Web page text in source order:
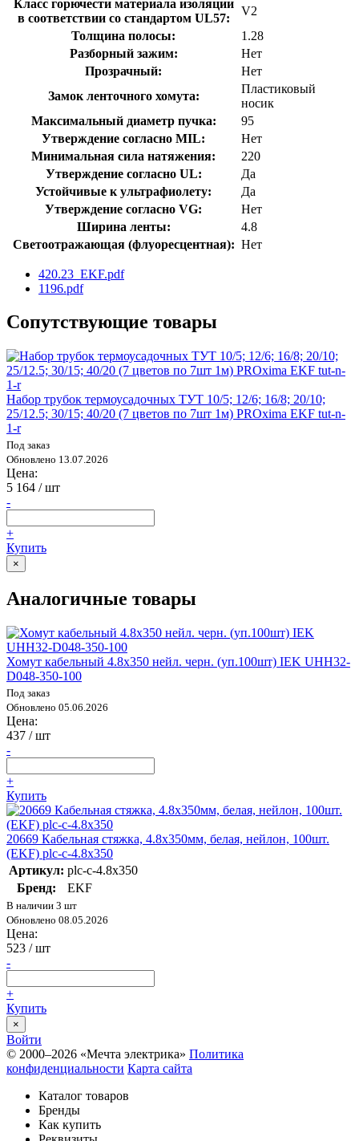
Класс горючести материала изоляции
в соответствии со стандартом UL57:
V2
Толщина полосы:
1.28
Разборный зажим:
Нет
Прозрачный:
Нет
Замок ленточного хомута:
Пластиковый
носик
Максимальный диаметр пучка:
95
Утверждение согласно MIL:
Нет
Минимальная сила натяжения:
220
Утверждение согласно UL:
Да
Устойчивые к ультрафиолету:
Да
Утверждение согласно VG:
Нет
Ширина ленты:
4.8
Светоотражающая (флуоресцентная): Нет
420.23_EKF.pdf
1196.pdf
Сопутствующие товары
Набор трубок термоусадочных ТУТ 10/5; 12/6; 16/8; 20/10;
25/12.5; 30/15; 40/20 (7 цветов по 7шт 1м) PROxima EKF tut-n-
1-r
Под заказ
Обновлено 13.07.2026
Цена:
5 164 / шт
-
+
Купить
×
Аналогичные товары
Хомут кабельный 4.8х350 нейл. черн. (уп.100шт) IEK UHH32-
D048-350-100
Под заказ
Обновлено 05.06.2026
Цена:
437 / шт
-
+
Купить
20669 Кабельная стяжка, 4.8х350мм, белая, нейлон, 100шт.
(EKF) plc-c-4.8x350
Артикул: plc-c-4.8x350
Бренд:
EKF
В наличии 3 шт
Обновлено 08.05.2026
Цена:
523 / шт
-
+
Купить
×
Войти
© 2000–2026 «Мечта электрика» Политика
конфиденциальности Карта сайта
Каталог товаров
Бренды
Как купить